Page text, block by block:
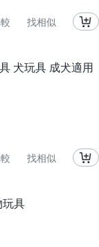
找相似
犬玩具 成犬適用
找相似
具